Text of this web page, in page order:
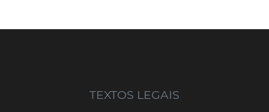
TEXTOS LEGAIS